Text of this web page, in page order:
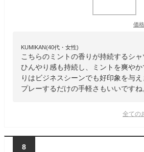
価
KUMIKAN(40代・女性)
こちらのミントの香りが持続するシャ
ひんやり感も持続し、ミントを爽や
りはビジネスシーンでも好印象を与
プレーするだけの手軽さもいいですね
全ての
8